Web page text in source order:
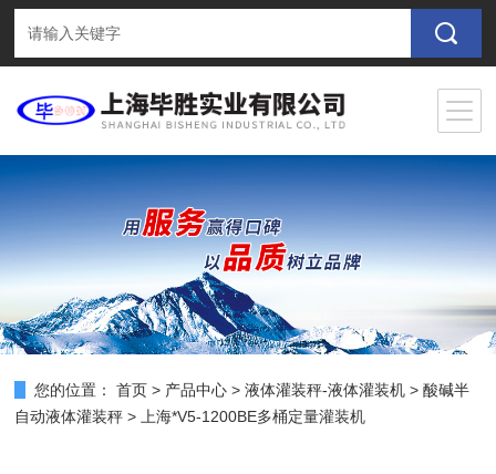
您的位置： 首页 > 产品中心 >液体灌装秤-液体灌装机 >酸碱半
自动液体灌装秤 > 上海*V5-1200BE多桶定量灌装机